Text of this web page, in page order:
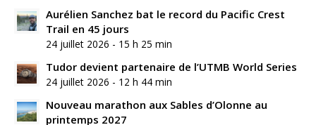
Aurélien Sanchez bat le record du Pacific Crest
Trail en 45 jours
24 juillet 2026 - 15 h 25 min
Tudor devient partenaire de l’UTMB World Series
24 juillet 2026 - 12 h 44 min
Nouveau marathon aux Sables d’Olonne au
printemps 2027